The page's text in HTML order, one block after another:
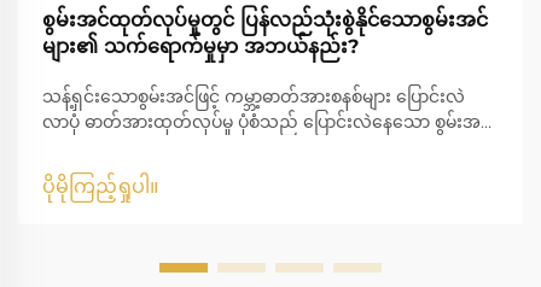
စွမ်းအင်ထုတ်လုပ်မှုတွင် ပြန်လည်သုံးစွဲနိုင်သောစွမ်းအင်
များ၏ သက်ရောက်မှုမှာ အဘယ်နည်း?
သန့်ရှင်းသောစွမ်းအင်ဖြင့် ကမ္ဘာ့ဓာတ်အားစနစ်များ ပြောင်းလဲ
လာပုံ ဓာတ်အားထုတ်လုပ်မှု ပုံစံသည် ပြောင်းလဲနေသော စွမ်းအင်
ပြောင်းလဲနေသည်။ ဤပြောင်းလဲမှုသည် ကျွန်ုပ်တို့၏ ဓာတ်အား
ထုတ်လုပ်မှုနှင့် စားသုံးမှုကို အကြီးအကျယ် ပြောင်းလဲစေသည်။
ပိုမိုကြည့်ရှုပါ။